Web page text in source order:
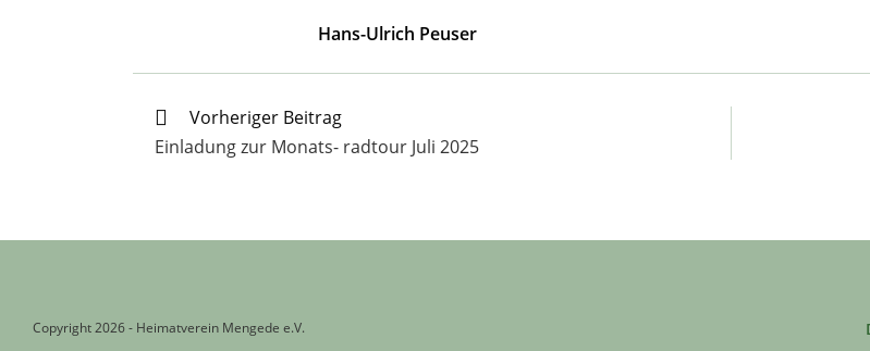
Hans-Ulrich Peuser
Weitere
Artikel
ansehen
Vorheriger Beitrag
Einladung zur Monats- radtour Juli 2025
Copyright 2026 - Heimatverein Mengede e.V.